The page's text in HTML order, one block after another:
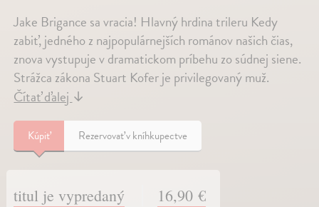
Jake Brigance sa vracia! Hlavný hrdina trileru Kedy
zabiť, jedného z najpopulárnejších románov našich čias,
znova vystupuje v dramatickom príbehu zo súdnej siene.
Strážca zákona Stuart Kofer je privilegovaný muž.
Čítať ďalej ↓
Kúpiť Rezervovať v kníhkupectve
titul je vypredaný 16,90 €